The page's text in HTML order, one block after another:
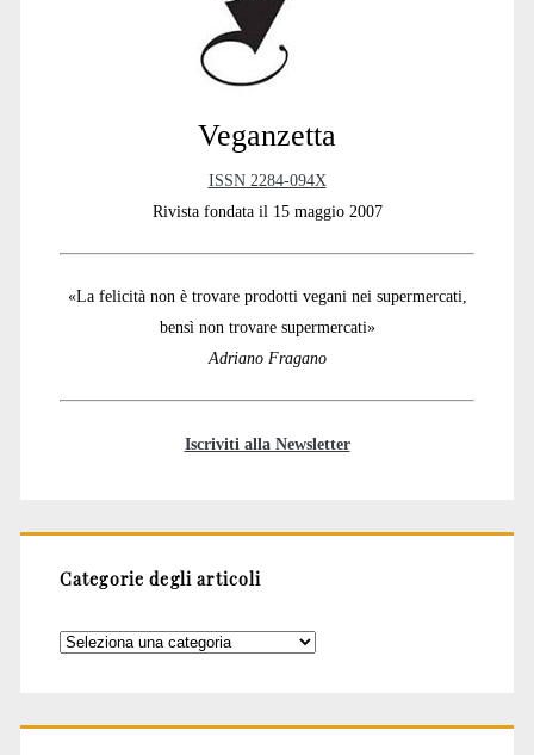
Veganzetta
ISSN 2284-094X
Rivista fondata il 15 maggio 2007
«La felicità non è trovare prodotti vegani nei supermercati,
bensì non trovare supermercati»
Adriano Fragano
Iscriviti alla Newsletter
Categorie degli articoli
Categorie